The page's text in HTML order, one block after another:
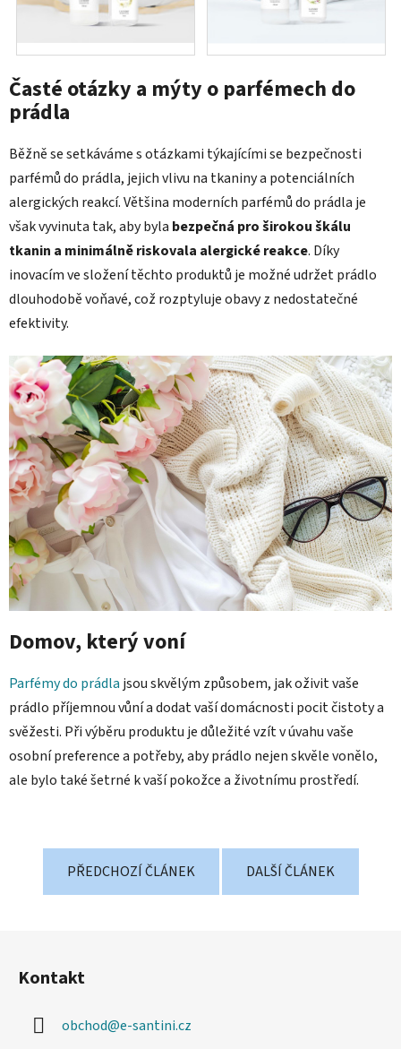
Časté otázky a mýty o parfémech do
prádla
Běžně se setkáváme s otázkami týkajícími se bezpečnosti
parfémů do prádla, jejich vlivu na tkaniny a potenciálních
alergických reakcí. Většina moderních parfémů do prádla je
však vyvinuta tak, aby byla bezpečná pro širokou škálu
tkanin a minimálně riskovala alergické reakce. Díky
inovacím ve složení těchto produktů je možné udržet prádlo
dlouhodobě voňavé, což rozptyluje obavy z nedostatečné
efektivity.
Domov, který voní
Parfémy do prádla jsou skvělým způsobem, jak oživit vaše
prádlo příjemnou vůní a dodat vaší domácnosti pocit čistoty a
svěžesti. Při výběru produktu je důležité vzít v úvahu vaše
osobní preference a potřeby, aby prádlo nejen skvěle vonělo,
ale bylo také šetrné k vaší pokožce a životnímu prostředí.
PŘEDCHOZÍ ČLÁNEK DALŠÍ ČLÁNEK
Kontakt
obchod@e-santini.cz